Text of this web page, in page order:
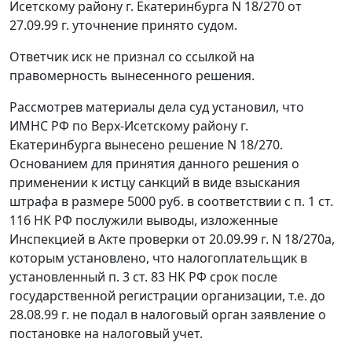
Исетскому району г. Екатеринбурга N 18/270 от
27.09.99 г. уточнение принято судом.
Ответчик иск не признал со ссылкой на
правомерность вынесенного решения.
Рассмотрев материалы дела суд установил, что
ИМНС РФ по Верх-Исетскому району г.
Екатеринбурга вынесено решение N 18/270.
Основанием для принятия данного решения о
применении к истцу санкций в виде взыскания
штрафа в размере 5000 руб. в соответствии с п. 1 ст.
116 НК РФ послужили выводы, изложенные
Инспекцией в Акте проверки от 20.09.99 г. N 18/270а,
которым установлено, что налогоплательщик в
установленный п. 3 ст. 83 НК РФ срок после
государственной регистрации организации, т.е. до
28.08.99 г. не подал в налоговый орган заявление о
постановке на налоговый учет.